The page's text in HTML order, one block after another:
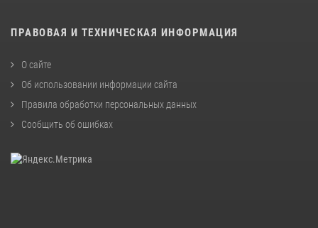
ПРАВОВАЯ И ТЕХНИЧЕСКАЯ ИНФОРМАЦИЯ
О сайте
Об использовании информации сайта
Правила обработки персональных данных
Сообщить об ошибках